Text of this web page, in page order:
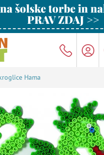
šolske torbe in
PRAV ZDAJ >>
Hama